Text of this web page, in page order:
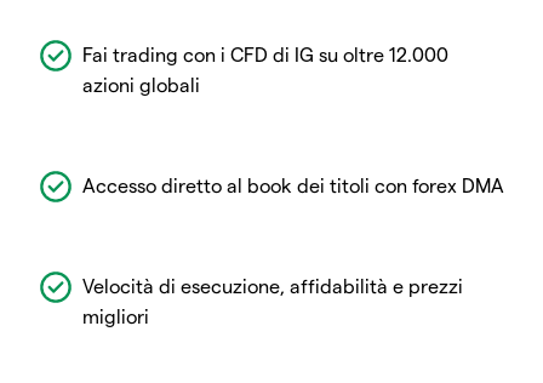
Fai trading con i CFD di IG su oltre 12.000
azioni globali
Accesso diretto al book dei titoli con forex DMA
Velocità di esecuzione, affidabilità e prezzi
migliori